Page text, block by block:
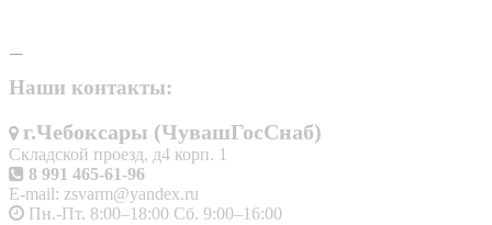
Наши контакты:
г.Чебоксары (ЧувашГосСнаб)
Складской проезд, д4 корп. 1
8 991 465-61-96
E-mail: zsvarm@yandex.ru
Пн.-Пт. 8:00–18:00 Сб. 9:00–16:00